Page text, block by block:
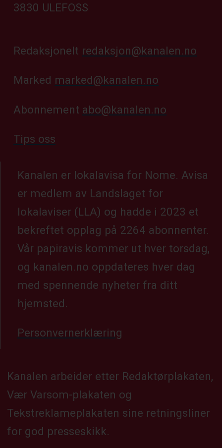
3830 ULEFOSS
Redaksjonelt redaksjon@kanalen.no
Marked marked@kanalen.no
Abonnement abo@kanalen.no
Tips oss
Kanalen er lokalavisa for Nome. Avisa
er medlem av Landslaget for
lokalaviser (LLA) og hadde i 2023 et
bekreftet opplag på 2264 abonnenter.
Vår papiravis kommer ut hver torsdag,
og kanalen.no oppdateres hver dag
med spennende nyheter fra ditt
hjemsted.
Personvernerklæring
Kanalen arbeider etter Redaktørplakaten,
Vær Varsom-plakaten og
Tekstreklameplakaten sine retningsliner
for god presseskikk.